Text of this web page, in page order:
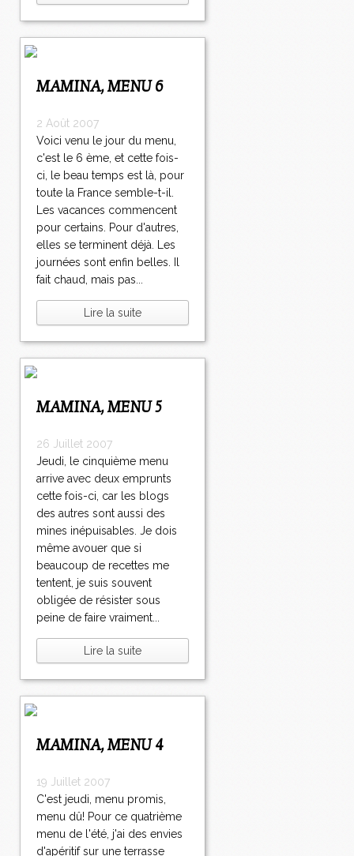
MAMINA, MENU 6
2 Août 2007
Voici venu le jour du menu,
c'est le 6 ème, et cette fois-
ci, le beau temps est là, pour
toute la France semble-t-il.
Les vacances commencent
pour certains. Pour d'autres,
elles se terminent déjà. Les
journées sont enfin belles. Il
fait chaud, mais pas...
Lire la suite
MAMINA, MENU 5
26 Juillet 2007
Jeudi, le cinquième menu
arrive avec deux emprunts
cette fois-ci, car les blogs
des autres sont aussi des
mines inépuisables. Je dois
même avouer que si
beaucoup de recettes me
tentent, je suis souvent
obligée de résister sous
peine de faire vraiment...
Lire la suite
MAMINA, MENU 4
19 Juillet 2007
C'est jeudi, menu promis,
menu dû! Pour ce quatrième
menu de l'été, j'ai des envies
d'apéritif sur une terrasse